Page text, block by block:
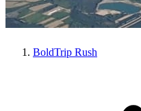
BoldTrip Rush